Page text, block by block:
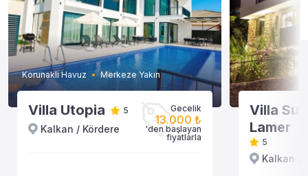
Korunaklı Havuz Merkeze Yakın
Villa Utopia 5
Kalkan / Kördere
Gecelik
13.000 ₺
'den başlayan
fiyatlarla
Villa
Lamer
5
Kalkan /